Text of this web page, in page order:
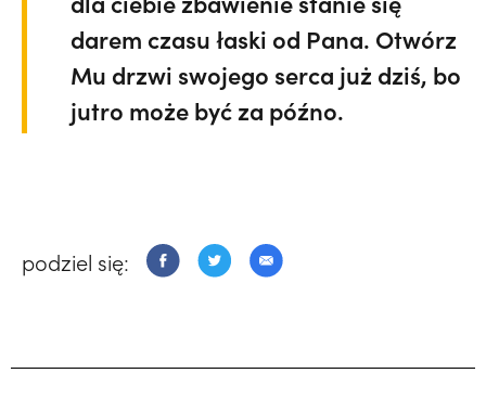
darem czasu łaski od Pana. Otwórz
Mu drzwi swojego serca już dziś, bo
jutro może być za późno.
podziel się: